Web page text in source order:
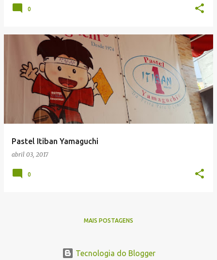
0
Pastel Itiban Yamaguchi
abril 03, 2017
0
MAIS POSTAGENS
Tecnologia do Blogger